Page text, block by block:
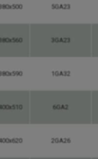
5GA23
3GA23
1GA32
6GA2
2GA26